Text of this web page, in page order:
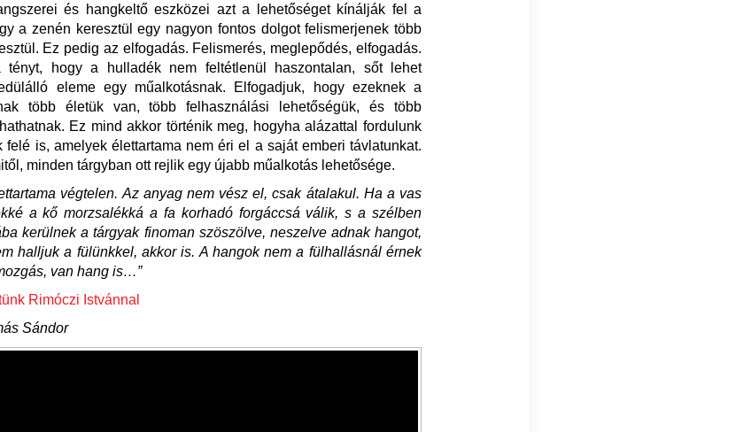
és hangkeltő eszközei azt a lehetőséget kínálják fel a
a zenén keresztül egy nagyon fontos dolgot felismerjenek több
Ez pedig az elfogadás. Felismerés, meglepődés, elfogadás.
tényt, hogy a hulladék nem feltétlenül haszontalan, sőt lehet
eleme egy műalkotásnak. Elfogadjuk, hogy ezeknek a
több életük van, több felhasználási lehetőségük, és több
Ez mind akkor történik meg, hogyha alázattal fordulunk
felé is, amelyek élettartama nem éri el a saját emberi távlatunkat.
minden tárgyban ott rejlik egy újabb műalkotás lehetősége.
végtelen. Az anyag nem vész el, csak átalakul. Ha a vas
a kő morzsalékká a fa korhadó forgáccsá válik, s a szélben
kerülnek a tárgyak finoman szöszölve, neszelve adnak hangot,
halljuk a fülünkkel, akkor is. A hangok nem a fülhallásnál érnek
van hang is…”
Rimóczi Istvánnal
Sándor